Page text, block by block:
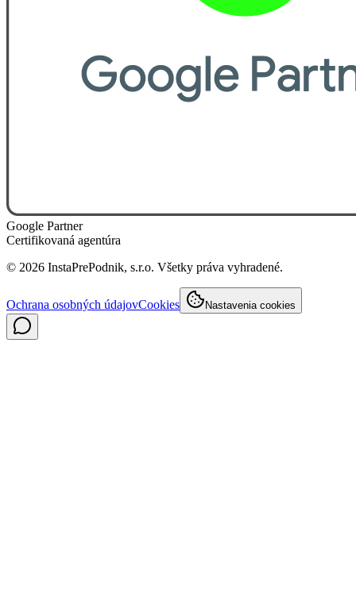
Google Partner
Certifikovaná agentúra
© 2026 InstaPrePodnik, s.r.o. Všetky práva vyhradené.
Ochrana osobných údajovCookies Nastavenia cookies